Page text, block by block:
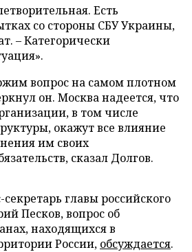
Есть
со стороны СБУ Украины,
– Категорически
вопрос на самом плотном
он. Москва надеется, что
в том числе
окажут все влияние
им своих
сказал Долгов.
главы российского
Песков, вопрос об
находящихся в
России, обсуждается.